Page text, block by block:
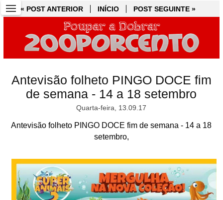
« POST ANTERIOR INÍCIO POST SEGUINTE »
Antevisão folheto PINGO DOCE fim
de semana - 14 a 18 setembro
Quarta-feira, 13.09.17
Antevisão folheto PINGO DOCE fim de semana - 14 a 18
setembro,
« POST ANTERIOR INÍCIO POST SEGUINTE »